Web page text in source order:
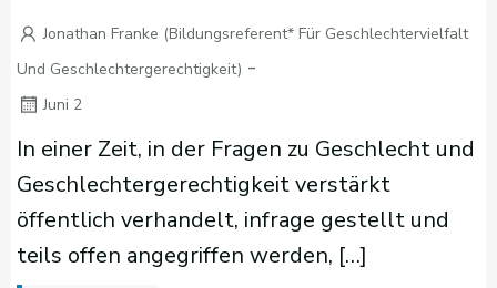
Jonathan Franke (Bildungsreferent* Für Geschlechtervielfalt
Und Geschlechtergerechtigkeit) -
Juni 2
In einer Zeit, in der Fragen zu Geschlecht und
Geschlechtergerechtigkeit verstärkt
öffentlich verhandelt, infrage gestellt und
teils offen angegriffen werden, […]